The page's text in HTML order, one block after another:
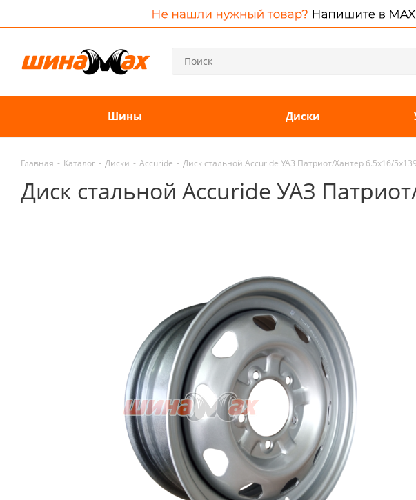
Шины Диски
Главная - Каталог - Диски - Accuride - Диск стальной Accuride УАЗ Патриот/Хантер 6.5x16/
Диск стальной Accuride УАЗ